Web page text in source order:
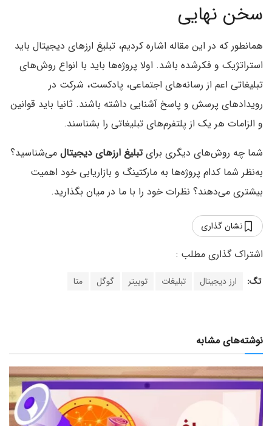
سخن نهایی
همانطور که در این مقاله اشاره کردیم، تبلیغ ارزهای دیجیتال باید
استراتژیک و فکرشده باشد. اولا پروژه‌ها باید با انواع روش‌های
تبلیغاتی اعم از رسانه‌های اجتماعی، پادکست، شرکت در
رویدادهای پرسش و پاسخ آشنایی داشته باشند. ثانیا باید قوانین
و الزامات هر یک از پلتفرم‌های تبلیغاتی را بشناسند.
شما چه روش‌های دیگری برایتبلیغ ارزهای دیجیتال می‌شناسید؟
به‌نظر شما کدام پروژه‌ها به مارکتینگ و بازاریابی خود اهمیت
بیشتری می‌دهند؟ نظرات خود را با ما در میان بگذارید.
نشان گذاری
تگ: ارز دیجیتال تبلیغات توییتر گوگل متا
نوشته‌های مشابه